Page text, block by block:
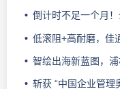
倒计时不足一个月
低滚阻+高耐磨，佳
智绘出海新蓝图，
斩获 “中国企业管理